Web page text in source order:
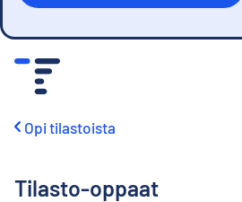
Opi tilastoista
Tilasto-oppaat